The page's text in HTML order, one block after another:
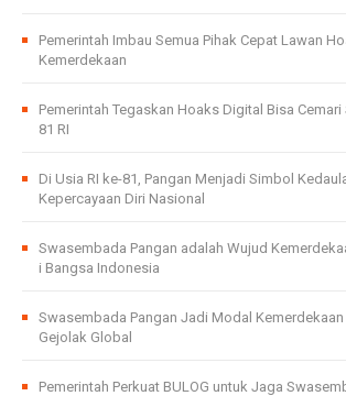
Pemerintah Imbau Semua Pihak Cepat Lawan
Kemerdekaan
Pemerintah Tegaskan Hoaks Digital Bisa
81 RI
Di Usia RI ke-81, Pangan Menjadi Simbol
Kepercayaan Diri Nasional
Swasembada Pangan adalah Wujud
i Bangsa Indonesia
Swasembada Pangan Jadi Modal
Gejolak Global
Pemerintah Perkuat BULOG untuk Jaga